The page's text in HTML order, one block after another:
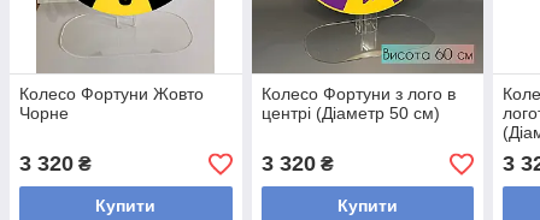
Колесо Фортуни Жовто
Чорне
3 320 ₴
Купити
Колесо Фортуни з лого в
центрі (Діаметр 50 см)
3 320₴
Купити
3